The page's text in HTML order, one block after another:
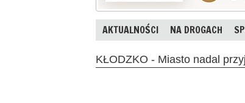
AKTUALNOŚCI NA DROGACH
KŁODZKO - Miasto nadal